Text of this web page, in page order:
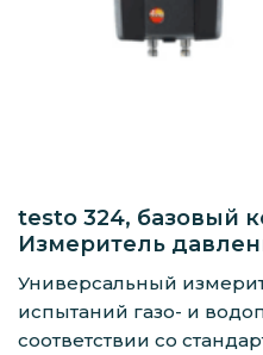
testo 324, базовый
Измеритель
Универсальный
испытаний газо- и
соответствии со